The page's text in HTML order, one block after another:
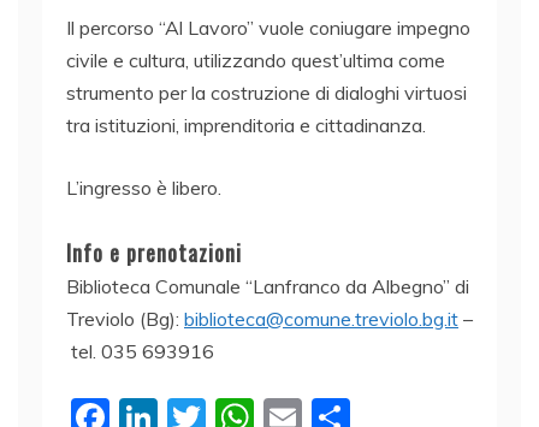
Il percorso “Al Lavoro” vuole coniugare impegno
civile e cultura, utilizzando quest’ultima come
strumento per la costruzione di dialoghi virtuosi
tra istituzioni, imprenditoria e cittadinanza.
L’ingresso è libero.
Info e prenotazioni
Biblioteca Comunale “Lanfranco da Albegno” di
Treviolo (Bg): biblioteca@comune.treviolo.bg.it –
tel. 035 693916